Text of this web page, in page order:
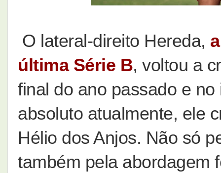
O lateral-direito Hereda,
última Série B, voltou a
final do ano passado e
absoluto atualmente, ele
Hélio dos Anjos. Não só
também pela abordagem